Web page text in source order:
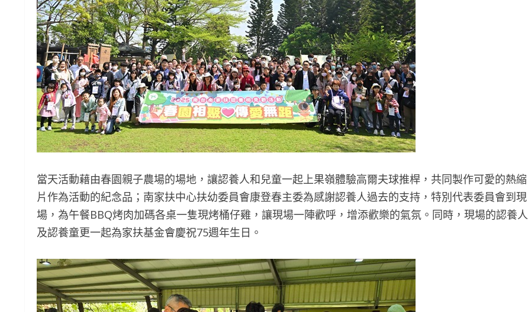
當天活動藉由春園親子農場的場地，讓認養人和兒童一起上果嶺體驗高爾夫球推桿，共同製作可愛的熱縮
片作為活動的紀念品；南家扶中心扶幼委員會康登春主委為感謝認養人過去的支持，特別代表委員會到現
場，為午餐BBQ烤肉加碼各桌一隻現烤桶仔雞，讓現場一陣歡呼，增添歡樂的氣氛。同時，現場的認養人
及認養童更一起為家扶基金會慶祝75週年生日。